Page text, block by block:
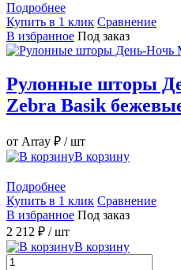
Подробнее
Купить в 1 клик Сравнение
В избранное Под заказ
Рулонные шторы
Zebra Basik
от Array ₽ / шт
В корзину
Подробнее
Купить в 1 клик Сравнение
В избранное Под заказ
2 212 ₽ / шт
В корзину